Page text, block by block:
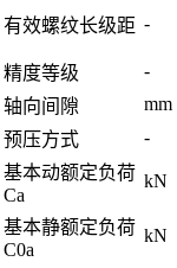
有效螺纹长级距 -
精度等级
-
轴向间隙
mm
预压方式
-
基本动额定负荷
Ca
kN
基本静额定负荷
C0a
kN